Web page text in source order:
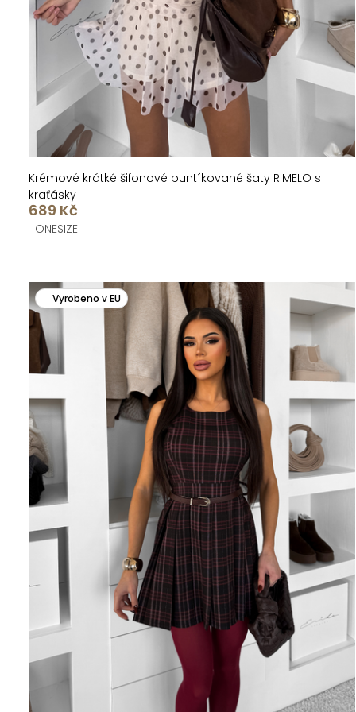
k
t
ů
u
k
t
ů
Krémové krátké šifonové puntíkované šaty RIMELO s
kraťásky
689 Kč
ONESIZE
Vyrobeno v EU